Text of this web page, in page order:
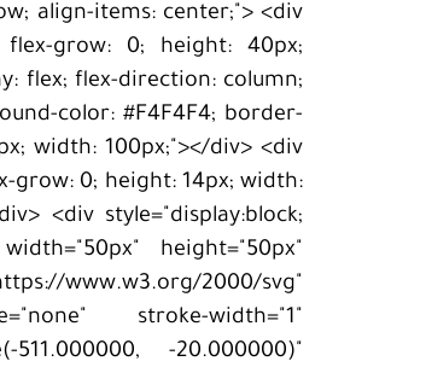
align-items: center;"> <div
flex-grow: 0; height: 40px;
flex; flex-direction: column;
color: #F4F4F4; border-
width: 100px;"></div> <div
grow: 0; height: 14px; width:
<div style="display:block;
height="50px"
www.w3.org/2000/svg"
stroke-width="1"
511.000000, -20.000000)"